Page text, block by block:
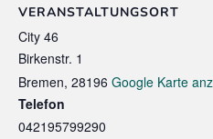
VERANSTALTUNGSORT
City 46
Birkenstr. 1
Bremen, 28196 Google Karte
Telefon
042195799290